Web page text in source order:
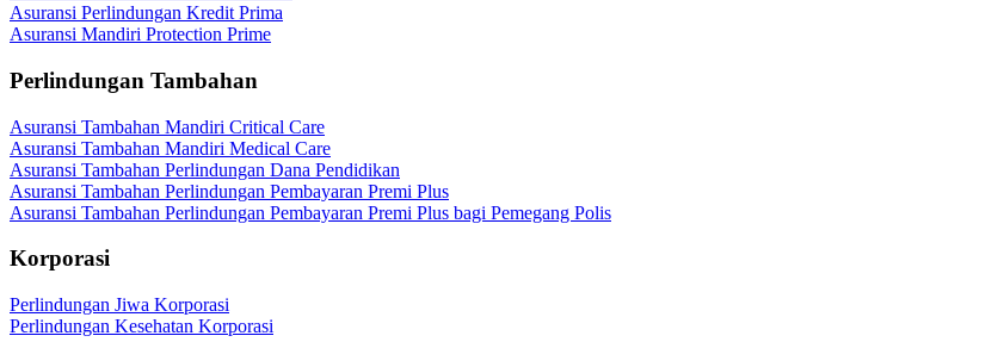
Asuransi Perlindungan Kredit Prima
Asuransi Mandiri Protection Prime
Perlindungan Tambahan
Asuransi Tambahan Mandiri Critical Care
Asuransi Tambahan Mandiri Medical Care
Asuransi Tambahan Perlindungan Dana Pendidikan
Asuransi Tambahan Perlindungan Pembayaran Premi Plus
Asuransi Tambahan Perlindungan Pembayaran Premi Plus bagi Pemegang Polis
Korporasi
Perlindungan Jiwa Korporasi
Perlindungan Kesehatan Korporasi